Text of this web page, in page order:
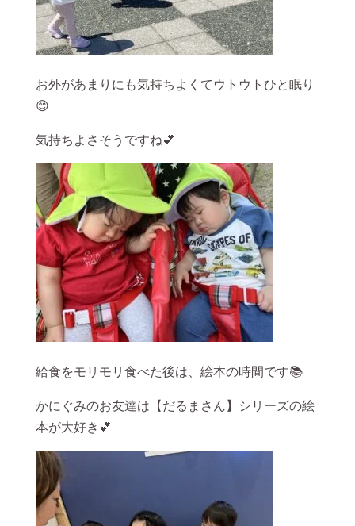
お外があまりにも気持ちよくてウトウトひと眠り
😊
気持ちよさそうですね💕
給食をモリモリ食べた後は、絵本の時間です📚
かにぐみのお友達は【だるまさん】シリーズの絵
本が大好き💕